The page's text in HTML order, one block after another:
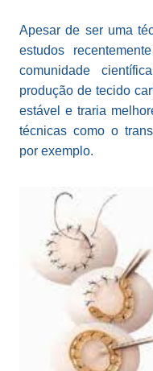
Apesar de ser uma
estudos
comunidade
produção de tecido
estável e traria
técnicas como o
por exemplo.